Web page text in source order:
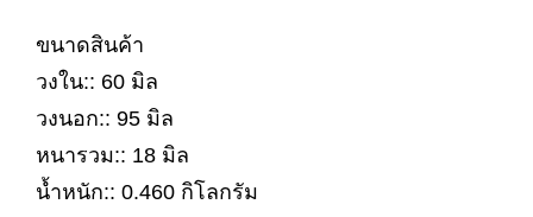
ขนาดสินค้า
วงใน:: 60 มิล
วงนอก:: 95 มิล
หนารวม:: 18 มิล
น้ำหนัก:: 0.460 กิโลกรัม